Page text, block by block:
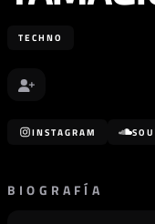
TECHNO
INSTAGRAM
BIOGRAFÍA